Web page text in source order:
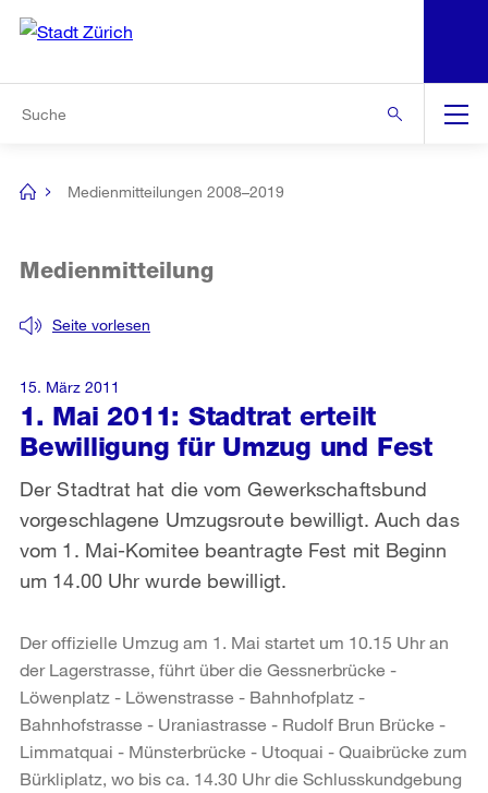
Navigation
[no
Medienmitteilungen 2008–2019
1. Mai 2011: Stadtrat erteilt
Bewilligung für Umzug und Fest
Seite vorlesen
Medienmitteilung
Der Stadtrat hat die vom Gewerkschaftsbund
vorgeschlagene Umzugsroute bewilligt. Auch das
vom 1. Mai-Komitee beantragte Fest mit Beginn
um 14.00 Uhr wurde bewilligt.
15. März 2011
Der offizielle Umzug am 1. Mai startet um 10.15 Uhr an
der Lagerstrasse, führt über die Gessnerbrücke -
Löwenplatz - Löwenstrasse - Bahnhofplatz -
Bahnhofstrasse - Uraniastrasse - Rudolf Brun Brücke -
Limmatquai - Münsterbrücke - Utoquai - Quaibrücke zum
Bürkliplatz, wo bis ca. 14.30 Uhr die Schlusskundgebung